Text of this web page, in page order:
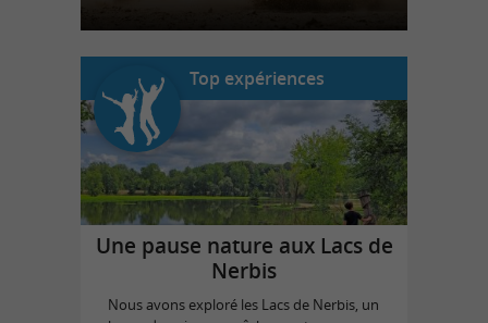
Top expériences
Une pause nature aux Lacs de
Nerbis
Nous avons exploré les Lacs de Nerbis, un